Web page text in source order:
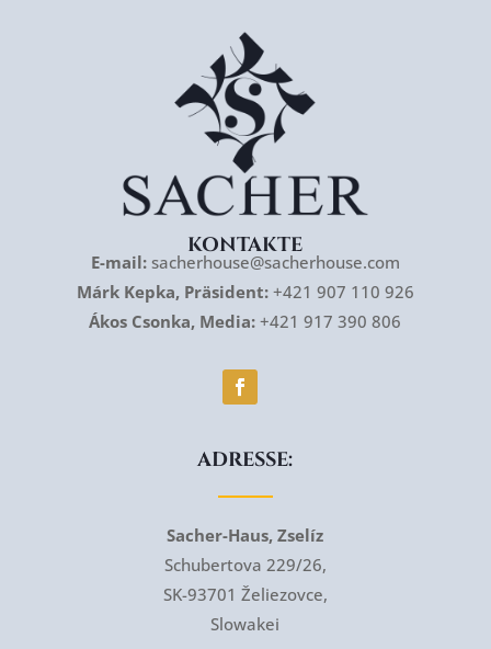
KONTAKTE
E-mail: sacherhouse@sacherhouse.com
Márk Kepka, Präsident:+421 907 110 926
Ákos Csonka, Media: +421 917 390 806
ADRESSE:
Sacher-Haus, Zselíz
Schubertova 229/26,
SK-93701 Želiezovce,
Slowakei